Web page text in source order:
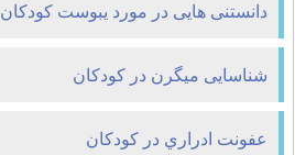
دانستنی هایی در مورد یبوست کودکان
شناسایی میگرن در کودکان
عفونت ادراري در كودكان